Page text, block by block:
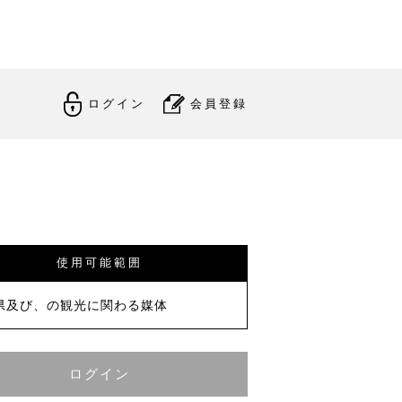
ログイン 会員登録
使用可能範囲
及び、の観光に関わる媒体
ログイン